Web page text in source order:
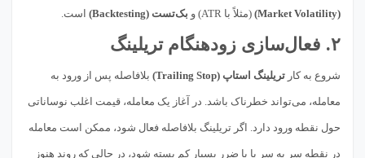
(Market Volatility) (مثلاً با ATR) و بک‌تست (Backtesting) است.
۲. فعال‌سازی زودهنگام تریلینگ
شروع به کار تریلینگ استاپ (Trailing Stop) بلافاصله پس از ورود به
معامله، می‌تواند خطرناک باشد. در آغاز یک معامله، قیمت اغلب نوساناتی
حول نقطه ورود دارد. اگر تریلینگ بلافاصله فعال شود، ممکن است معامله
در نقطه سر به سر یا با ضرر بسیار کم بسته شود، در حالی که روند هنوز